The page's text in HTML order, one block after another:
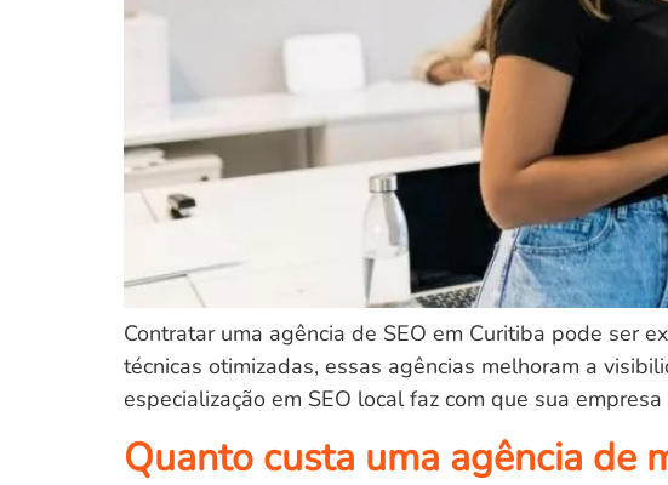
Contratar uma agência de SEO em Curitiba pode ser
técnicas otimizadas, essas agências melhoram a
especialização em SEO local faz com que sua
Quanto custa uma agência de